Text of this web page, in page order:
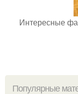
Интересные
Популярные